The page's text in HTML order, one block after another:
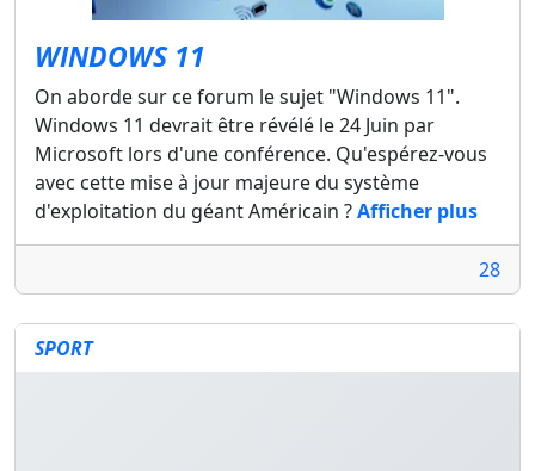
WINDOWS 11
On aborde sur ce forum le sujet "Windows 11".
Windows 11 devrait être révélé le 24 Juin par
Microsoft lors d'une conférence. Qu'espérez-vous
avec cette mise à jour majeure du système
d'exploitation du géant Américain ?Afficher plus
28
SPORT